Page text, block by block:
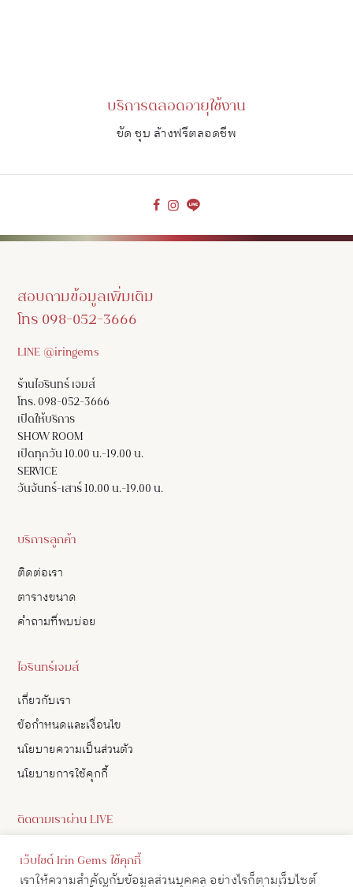
บริการตลอดอายุใช้งาน
ขัด ชุบ ล้างฟรีตลอดชีพ
สอบถามข้อมูลเพิ่มเติม
โทร 098-052-3666
LINE @iringems
ร้านไอรินทร์ เจมส์
โทร. 098-052-3666
เปิดให้บริการ
SHOW ROOM
เปิดทุกวัน 10.00 น.-19.00 น.
SERVICE
วันจันทร์-เสาร์ 10.00 น.-19.00 น.
บริการลูกค้า
ติดต่อเรา
ตารางขนาด
คำถามที่พบบ่อย
ไอรินทร์เจมส์
เกี่ยวกับเรา
ข้อกำหนดและเงื่อนไข
นโยบายความเป็นส่วนตัว
นโยบายการใช้คุกกี้
ติดตามเราผ่าน LIVE
ดูอัปเดตสินค้า และ เลือกซื้อสินค้าผ่าน LIVE ของเราทาง Facebook
ได้
เว็บไซต์ Irin Gems ใช้คุกกี้
เราให้ความสำคัญกับข้อมูลส่วนบุคคล อย่างไรก็ตามเว็บไซต์